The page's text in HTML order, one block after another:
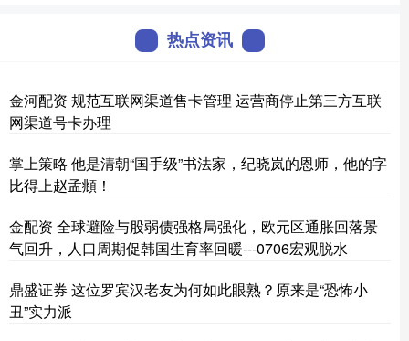
热点资讯
金河配资 规范互联网渠道售卡管理 运营商停止第三方互联
网渠道号卡办理
掌上策略 他是清朝“国手级”书法家，纪晓岚的恩师，他的字
比得上赵孟頫！
金配资 全球避险与股弱债强格局强化，欧元区通胀回落景
气回升，人口周期促韩国生育率回暖---0706宏观脱水
鼎盛证券 这位罗宾汉老友为何如此眼熟？原来是“恐怖小
丑”实力派